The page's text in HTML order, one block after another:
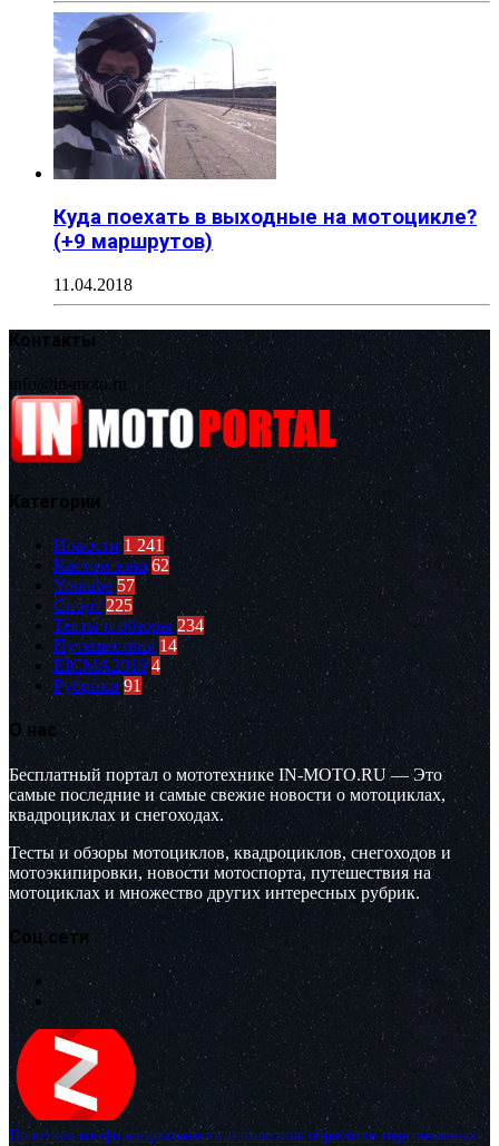
Куда поехать в выходные на мотоцикле?
(+9 маршрутов)
11.04.2018
Контакты
info@in-moto.ru
Категории
Новости 1 241
Кастом зона 62
Youtube 57
Спорт 225
Тесты и обзоры 234
Путешествия 14
EICMA2019 4
Рубрики 91
О нас
Бесплатный портал о мототехнике IN-MOTO.RU — Это
самые последние и самые свежие новости о мотоциклах,
квадроциклах и снегоходах.
Тесты и обзоры мотоциклов, квадроциклов, снегоходов и
мотоэкипировки, новости мотоспорта, путешествия на
мотоциклах и множество других интересных рубрик.
Соц.сети
Политика конфиденциальности и политика обработки персональных